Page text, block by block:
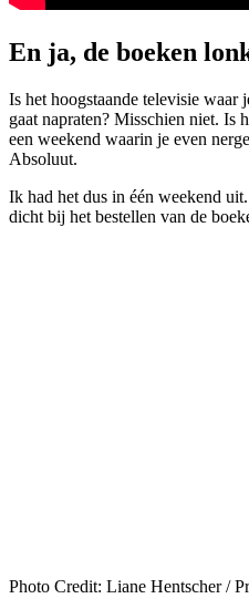
En ja, de boeken
Is het hoogstaande televisie waar
gaat napraten? Misschien niet. Is
een weekend waarin je even
Absoluut.
Ik had het dus in één weekend
dicht bij het bestellen van de
Photo Credit: Liane Hentscher /